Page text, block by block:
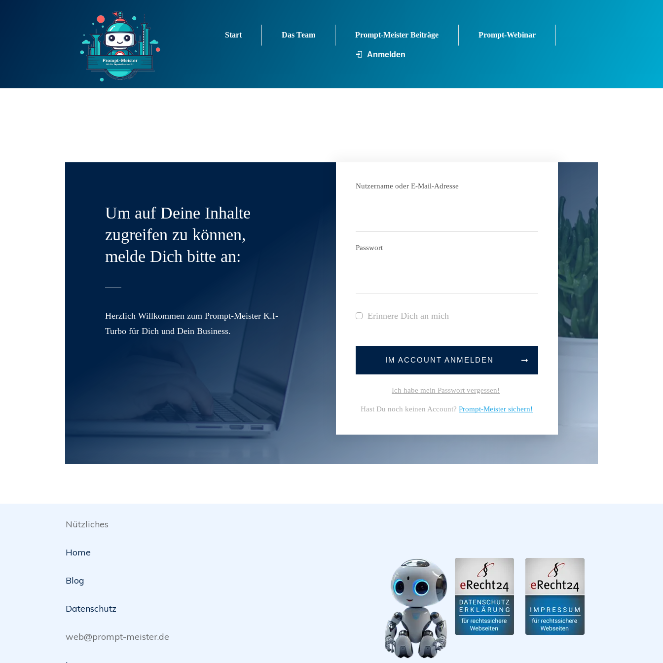
Start Das Team Prompt-Meister Beiträge Prompt-Webinar
Anmelden
Um auf Deine Inhalte
zugreifen zu können,
melde Dich bitte an:
Herzlich Willkommen zum Prompt-Meister K.I-
Turbo für Dich und Dein Business.
Nutzername oder E-Mail-Adresse
Passwort
Erinnere Dich an mich
IM ACCOUNT ANMELDEN
Ich habe mein Passwort vergessen!
Hast Du noch keinen Account?Prompt-Meister sichern!
Nützliches
Home
Blog
Datenschutz
web@prompt-meister.de